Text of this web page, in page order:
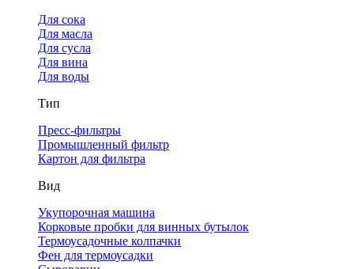
Для сока
Для масла
Для сусла
Для вина
Для воды
Тип
Пресс-фильтры
Промышленный фильтр
Картон для фильтра
Вид
Укупорочная машина
Корковые пробки для винных бутылок
Термоусадочные колпачки
Фен для термоусадки